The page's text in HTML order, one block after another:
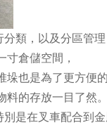
類，以及分區管
倉儲空間，
也是為了更方便
的存放一目了然。
是在叉車配合到金